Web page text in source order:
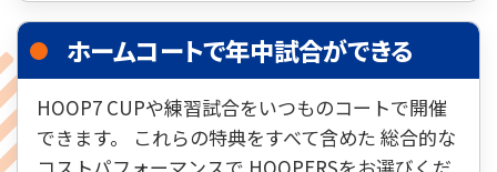
ホームコートで年中試合ができる
HOOP7 CUPや練習試合をいつものコートで開催
できます。 これらの特典をすべて含めた 総合的な